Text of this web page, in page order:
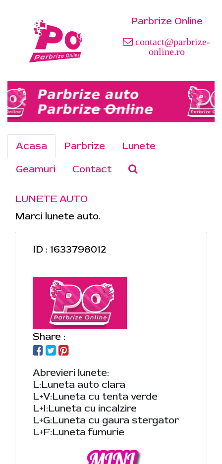
Parbrize Online
contact@parbrize-
online.ro
Acasa Parbrize
Lunete
Geamuri
Contact
LUNETE AUTO
Marci lunete auto.
ID : 1633798012
Share :
Abrevieri lunete:
L:Luneta auto clara
L+V:Luneta cu tenta verde
L+I:Luneta cu incalzire
L+G:Luneta cu gaura stergator
L+F:Luneta fumurie